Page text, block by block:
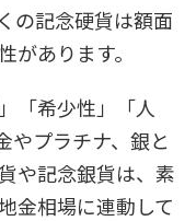
の記念硬貨は額面
あります。
「希少性」「人
やプラチナ、銀と
や記念銀貨は、素
金相場に連動して